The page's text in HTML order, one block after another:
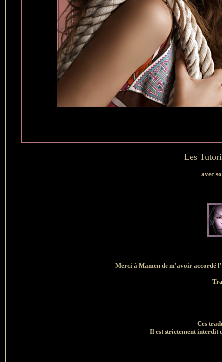
Les
avec
Merci à Mamen de m'avoir accordé
Ces
Il est strictement interdit